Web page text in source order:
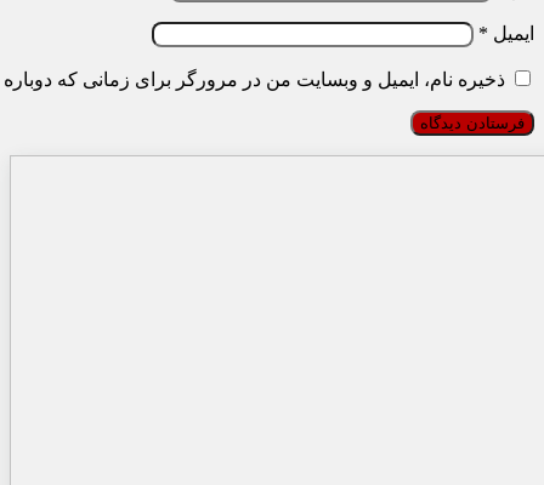
ایمیل *
ذخیره نام، ایمیل و وبسایت من در مرورگر برای زمانی که